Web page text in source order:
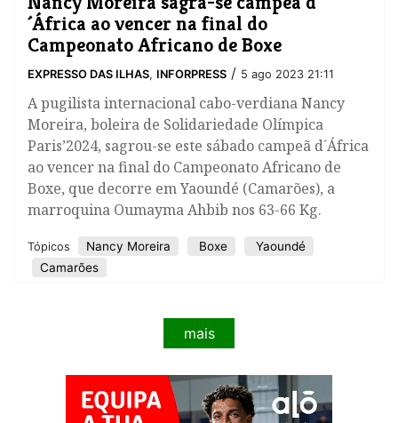
´África ao vencer na final do
Campeonato Africano de Boxe
EXPRESSO DAS ILHAS, INFORPRESS / 5 ago 2023 21:11
​A pugilista internacional cabo-verdiana Nancy
Moreira, boleira de Solidariedade Olímpica
Paris’2024, sagrou-se este sábado campeã d´África
ao vencer na final do Campeonato Africano de
Boxe, que decorre em Yaoundé (Camarões), a
marroquina Oumayma Ahbib nos 63-66 Kg.
Tópicos Nancy Moreira Boxe
Yaoundé
Camarões
mais